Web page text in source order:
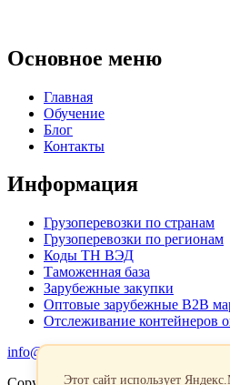
Основное меню
Главная
Обучение
Блог
Контакты
Информация
Грузоперевозки по странам
Грузоперевозки по регионам
Коды ТН ВЭД
Таможенная база
Зарубежные закупки
Оптовые зарубежные B2B
Отслеживание контейнеров
info@favorit-trans-import.ru
Этот сайт использует